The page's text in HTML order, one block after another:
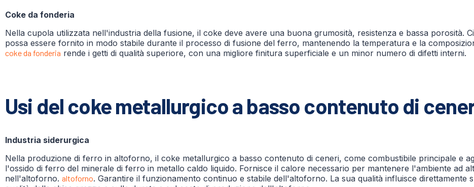
Coke da fonderia
Nella cupola utilizzata nell'industria della fusione, il coke deve avere una buona grumosità, resistenza e bassa porosità.
possa essere fornito in modo stabile durante il processo di fusione del ferro, mantenendo la temperatura e la
coke da fonderia rende i getti di qualità superiore, con una migliore finitura superficiale e un minor numero di difetti interni.
Usi del coke metallurgico a basso contenuto di
Industria siderurgica
Nella produzione di ferro in altoforno, il coke metallurgico a basso contenuto di ceneri, come combustibile principale e
l'ossido di ferro del minerale di ferro in metallo caldo liquido. Fornisce il calore necessario per mantenere l'ambiente ad
nell'altoforno. altoforno. Garantire il funzionamento continuo e stabile dell'altoforno. La sua qualità influisce direttamente